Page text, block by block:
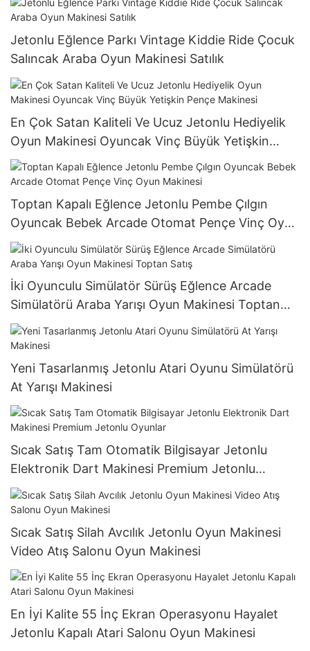
Jetonlu Eğlence Parkı Vintage Kiddie Ride Çocuk
Salıncak Araba Oyun Makinesi Satılık
En Çok Satan Kaliteli Ve Ucuz Jetonlu Hediyelik
Oyun Makinesi Oyuncak Vinç Büyük Yetişkin
Pençe Makinesi
Toptan Kapalı Eğlence Jetonlu Pembe Çılgın
Oyuncak Bebek Arcade Otomat Pençe Vinç Oyun
Makinesi
İki Oyunculu Simülatör Sürüş Eğlence Arcade
Simülatörü Araba Yarışı Oyun Makinesi Toptan
Satış
Yeni Tasarlanmış Jetonlu Atari Oyunu Simülatörü
At Yarışı Makinesi
Sıcak Satış Tam Otomatik Bilgisayar Jetonlu
Elektronik Dart Makinesi Premium Jetonlu
Oyunlar
Sıcak Satış Silah Avcılık Jetonlu Oyun Makinesi
Video Atış Salonu Oyun Makinesi
En İyi Kalite 55 İnç Ekran Operasyonu Hayalet
Jetonlu Kapalı Atari Salonu Oyun Makinesi